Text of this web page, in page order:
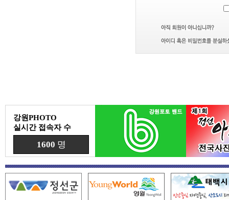
강원PHOTO
실시간 접속자 수
1600 명